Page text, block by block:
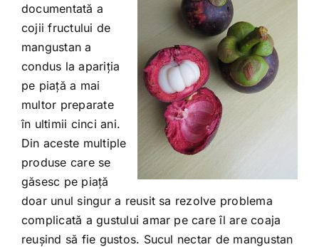
documentată a
cojii fructului de
mangustan a
condus la apariţia
pe piaţă a mai
multor preparate
în ultimii cinci ani.
Din aceste multiple
produse care se
găsesc pe piaţă
doar unul singur a reusit sa rezolve problema
complicată a gustului amar pe care îl are coaja
reuşind să fie gustos. Sucul nectar de mangustan